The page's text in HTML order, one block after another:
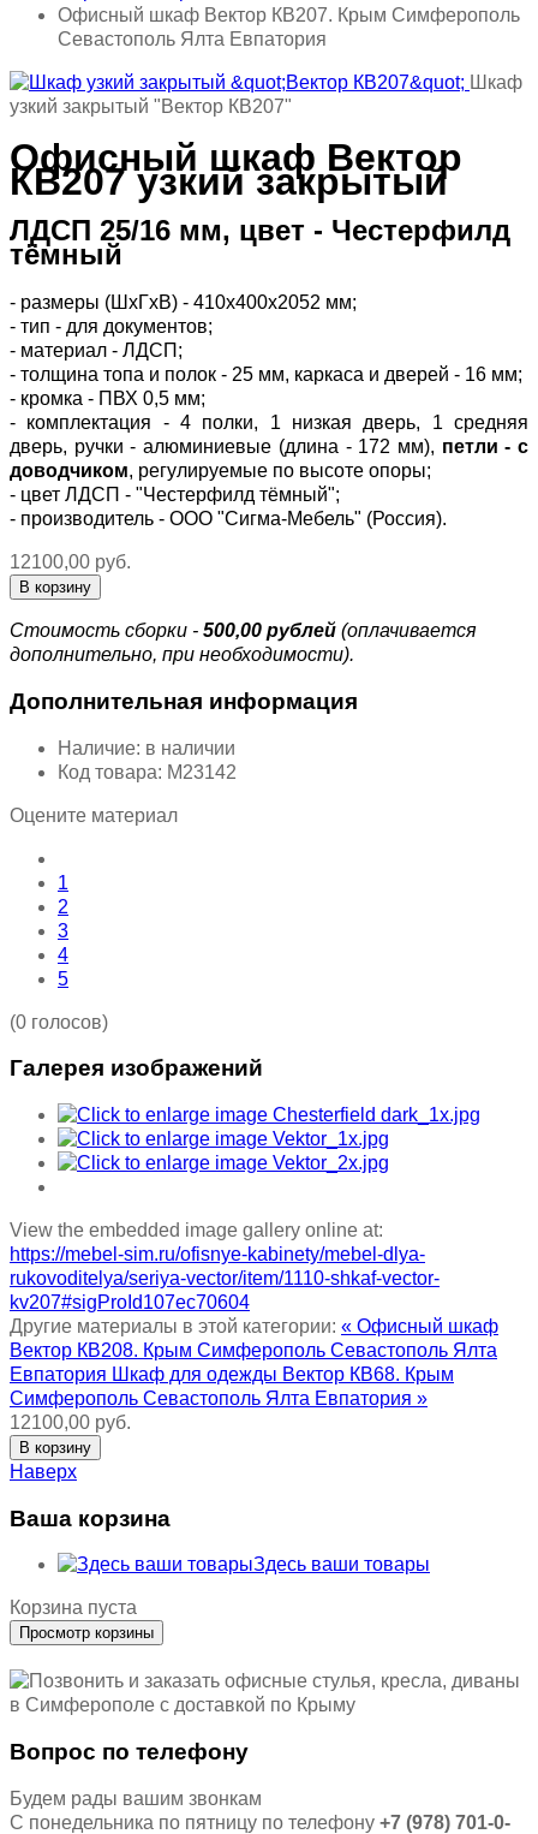
Офисный шкаф Вектор КВ207. Крым Симферополь
Севастополь Ялта Евпатория
Шкаф
узкий закрытый "Вектор КВ207"
Офисный шкаф Вектор
КВ207 узкий закрытый
ЛДСП 25/16 мм, цвет - Честерфилд
тёмный
- размеры (ШхГхВ) - 410х400х2052 мм;
- тип - для документов;
- материал - ЛДСП;
- толщина топа и полок - 25 мм, каркаса и дверей - 16 мм;
- кромка - ПВХ 0,5 мм;
- комплектация - 4 полки, 1 низкая дверь, 1 средняя
дверь, ручки - алюминиевые (длина - 172 мм), петли - с
доводчиком, регулируемые по высоте опоры;
- цвет ЛДСП - "Честерфилд тёмный";
- производитель - ООО "Сигма-Мебель" (Россия).
12100,00 руб.
Стоимость сборки - 500,00 рублей (оплачивается
дополнительно, при необходимости).
Дополнительная информация
Наличие: в наличии
Код товара: М23142
Оцените материал
1
2
3
4
5
(0 голосов)
Галерея изображений
View the embedded image gallery online at:
https://mebel-sim.ru/ofisnye-kabinety/mebel-dlya-
rukovoditelya/seriya-vector/item/1110-shkaf-vector-
kv207#sigProId107ec70604
Другие материалы в этой категории: « Офисный шкаф
Вектор КВ208. Крым Симферополь Севастополь Ялта
Евпатория Шкаф для одежды Вектор КВ68. Крым
Симферополь Севастополь Ялта Евпатория »
12100,00 руб.
Наверх
Ваша корзина
Здесь ваши товары
Корзина пуста
Вопрос по телефону
Будем рады вашим звонкам
С понедельника по пятницу по телефону +7 (978) 701-0-